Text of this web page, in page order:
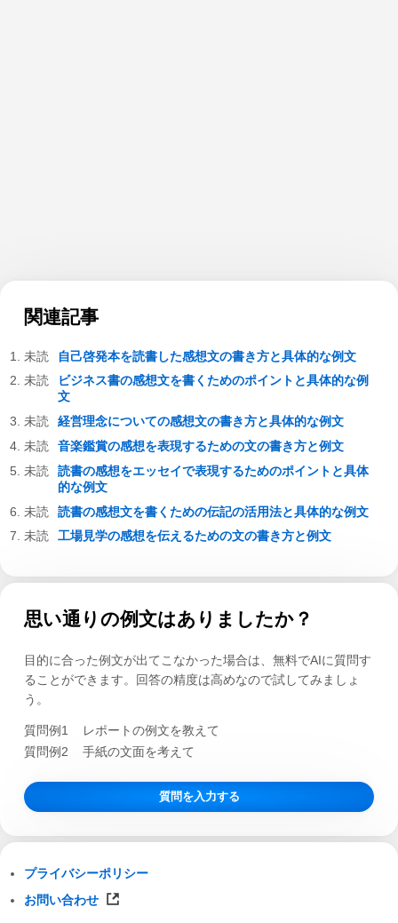
関連記事
自己啓発本を読書した感想文の書き方と具体的な例文
ビジネス書の感想文を書くためのポイントと具体的な例
文
経営理念についての感想文の書き方と具体的な例文
音楽鑑賞の感想を表現するための文の書き方と例文
読書の感想をエッセイで表現するためのポイントと具体
的な例文
読書の感想文を書くための伝記の活用法と具体的な例文
工場見学の感想を伝えるための文の書き方と例文
思い通りの例文はありましたか？
目的に合った例文が出てこなかった場合は、無料でAIに質問す
ることができます。回答の精度は高めなので試してみましょ
う。
質問例1
レポートの例文を教えて
質問例2
手紙の文面を考えて
質問を入力する
プライバシーポリシー
お問い合わせ